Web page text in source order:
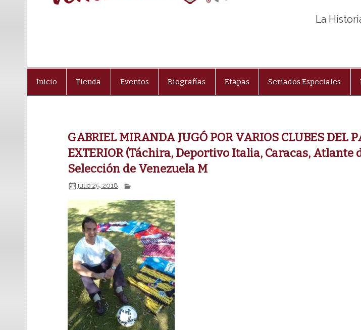
La
Inicio Tienda Eventos Biografías Etapas Seriados Especiales
GABRIEL MIRANDA JUGÓ POR VARIOS CLUBES DEL
EXTERIOR (Táchira, Deportivo Italia, Caracas, Atlante
Selección de Venezuela M
julio 25, 2018